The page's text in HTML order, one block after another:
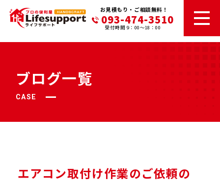
お見積もり・ご相談無料！
093-474-3510
受付時間 9：00～18：00
ブログ一覧
CASE
エアコン取付け作業のご依頼の